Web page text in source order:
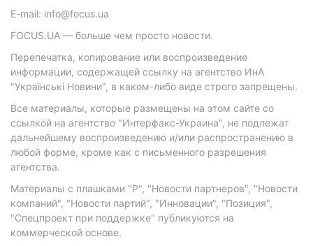
E-mail: info@focus.ua
FOCUS.UA — больше чем просто новости.
Перепечатка, копирование или воспроизведение
информации, содержащей ссылку на агентство ИнА
"Українські Новини", в каком-либо виде строго запрещены.
Все материалы, которые размещены на этом сайте со
ссылкой на агентство "Интерфакс-Украина", не подлежат
дальнейшему воспроизведению и/или распространению в
любой форме, кроме как с письменного разрешения
агентства.
Материалы с плашками "Р", "Новости партнеров", "Новости
компаний", "Новости партий", "Инновации", "Позиция",
"Спецпроект при поддержке" публикуются на
коммерческой основе.